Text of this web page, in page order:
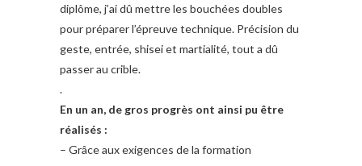
diplôme, j’ai dû mettre les bouchées doubles
pour préparer l’épreuve technique. Précision du
geste, entrée, shisei et martialité, tout a dû
passer au crible.
.
En un an, de gros progrès ont ainsi pu être
réalisés :
– Grâce aux exigences de la formation